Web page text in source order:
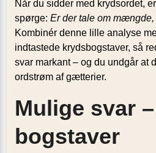
Når du sidder med krydsordet,
spørge: Er der tale om
Kombinér denne lille analyse
indtastede krydsbogstaver, så
svar markant – og du undgår at
ordstrøm af gætterier.
Mulige svar
bogstaver